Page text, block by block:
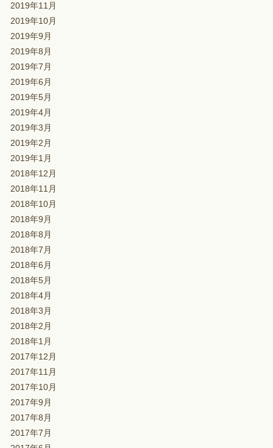
2019年11月
2019年10月
2019年9月
2019年8月
2019年7月
2019年6月
2019年5月
2019年4月
2019年3月
2019年2月
2019年1月
2018年12月
2018年11月
2018年10月
2018年9月
2018年8月
2018年7月
2018年6月
2018年5月
2018年4月
2018年3月
2018年2月
2018年1月
2017年12月
2017年11月
2017年10月
2017年9月
2017年8月
2017年7月